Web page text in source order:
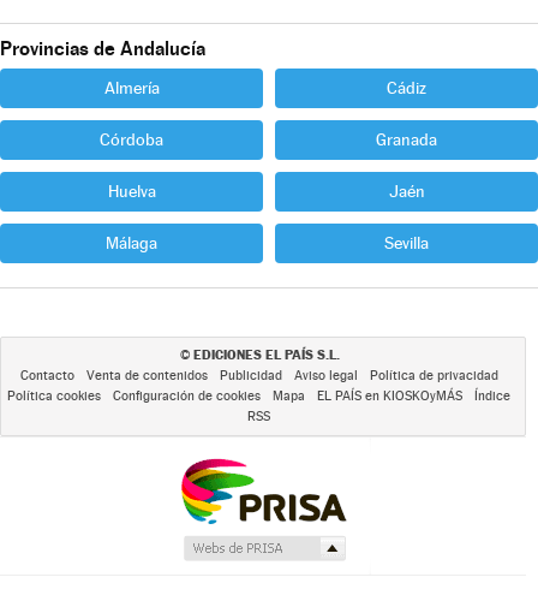
Provincias de Andalucía
Almería Cádiz
Córdoba Granada
Huelva Jaén
Málaga Sevilla
© EDICIONES EL PAÍS S.L.
Contacto Venta de contenidos Publicidad Aviso legal
Política de privacidad
Política cookies
Configuración de cookies Mapa EL PAÍS en KIOSKOyMÁS
Índice
RSS